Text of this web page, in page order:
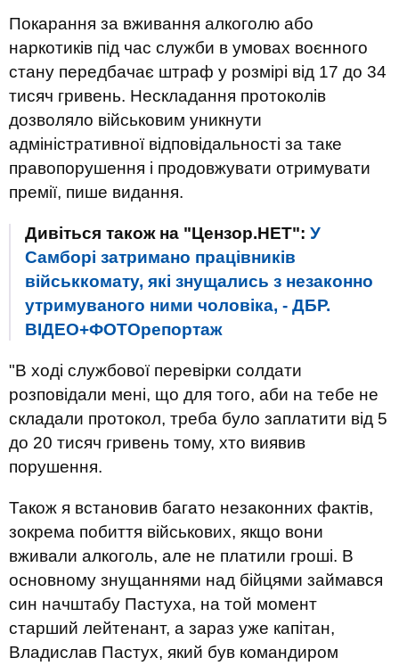
Покарання за вживання алкоголю або
наркотиків під час служби в умовах воєнного
стану передбачає штраф у розмірі від 17 до 34
тисяч гривень. Нескладання протоколів
дозволяло військовим уникнути
адміністративної відповідальності за таке
правопорушення і продовжувати отримувати
премії, пише видання.
Дивіться також на "Цензор.НЕТ": У
Самборі затримано працівників
військкомату, які знущались з незаконно
утримуваного ними чоловіка, - ДБР.
ВІДЕО+ФОТОрепортаж
"В ході службової перевірки солдати
розповідали мені, що для того, аби на тебе не
складали протокол, треба було заплатити від 5
до 20 тисяч гривень тому, хто виявив
порушення.
Також я встановив багато незаконних фактів,
зокрема побиття військових, якщо вони
вживали алкоголь, але не платили гроші. В
основному знущаннями над бійцями займався
син начштабу Пастуха, на той момент
старший лейтенант, а зараз уже капітан,
Владислав Пастух, який був командиром